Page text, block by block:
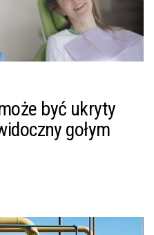
być ukryty
gołym